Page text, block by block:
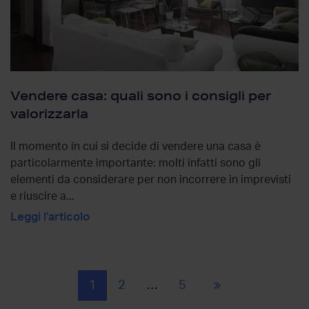
Vendere casa: quali sono i consigli per
valorizzarla
Il momento in cui si decide di vendere una casa è
particolarmente importante: molti infatti sono gli
elementi da considerare per non incorrere in imprevisti
e riuscire a...
Leggi l'articolo
navigation
1 2 … 5